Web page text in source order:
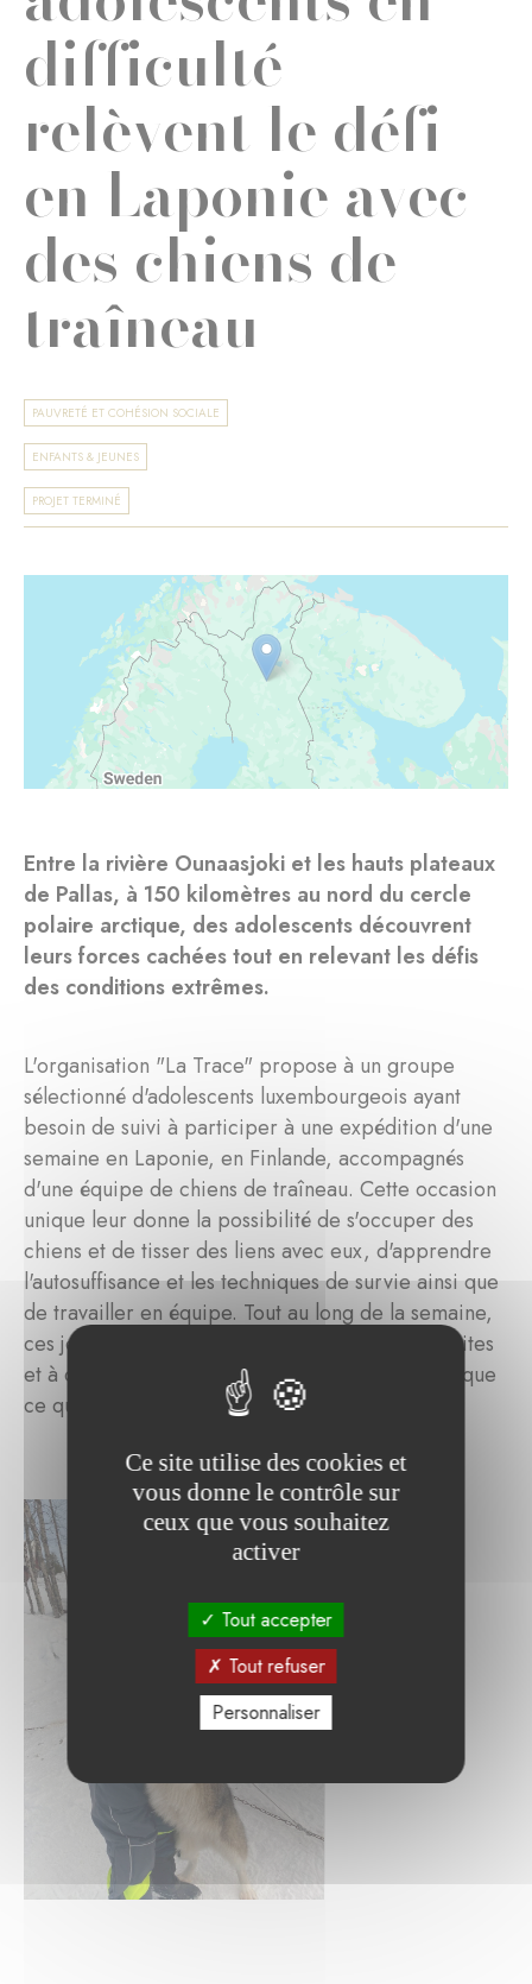
difficulté
relèvent le défi
en Laponie avec
des chiens de
traîneau
PAUVRETÉ ET COHÉSION SOCIALE
ENFANTS & JEUNES
PROJET TERMINÉ
Entre la rivière Ounaasjoki et les hauts plateaux
de Pallas, à 150 kilomètres au nord du cercle
polaire arctique, des adolescents découvrent
leurs forces cachées tout en relevant les défis
des conditions extrêmes.
L'organisation "La Trace" propose à un groupe
sélectionné d'adolescents luxembourgeois ayant
besoin de suivi à participer à une expédition d'une
semaine en Laponie, en Finlande, accompagnés
d'une équipe de chiens de traîneau. Cette occasion
unique leur donne la possibilité de s'occuper des
chiens et de tisser des liens avec eux, d'apprendre
l'autosuffisance et les techniques de survie ainsi que
de travailler en équipe. Tout au long de la semaine,
ces jeunes sont encouragés à dépasser leurs limites
et à découvrir qu'ils sont capables de bien plus que
ce qu'ils pensaient au départ.
Ce site utilise des cookies et
vous donne le contrôle sur
ceux que vous souhaitez
activer
Tout accepter
Tout refuser
Personnaliser